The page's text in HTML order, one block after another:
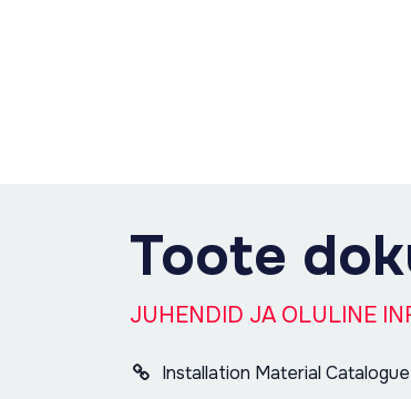
Toote
JUHENDID JA OLULINE
Installation Material Catalogue